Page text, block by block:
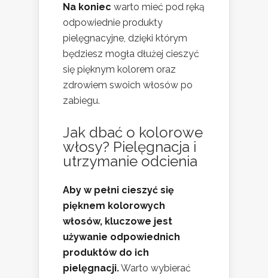
Na koniec warto mieć pod ręką
odpowiednie produkty
pielęgnacyjne, dzięki którym
będziesz mogła dłużej cieszyć
się pięknym kolorem oraz
zdrowiem swoich włosów po
zabiegu.
Jak dbać o kolorowe
włosy? Pielęgnacja i
utrzymanie odcienia
Aby w pełni cieszyć się
pięknem kolorowych
włosów, kluczowe jest
używanie odpowiednich
produktów do ich
pielęgnacji.Warto wybierać